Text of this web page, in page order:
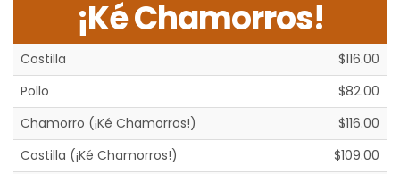
¡Ké Chamorros!
Costilla
$116.00
Pollo
$82.00
Chamorro (¡Ké Chamorros!)
$116.00
Costilla (¡Ké Chamorros!)
$109.00